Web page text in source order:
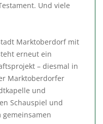
Und viele
Marktoberdorf mit
erneut ein
– diesmal in
Marktoberdorfer
und
Schauspiel und